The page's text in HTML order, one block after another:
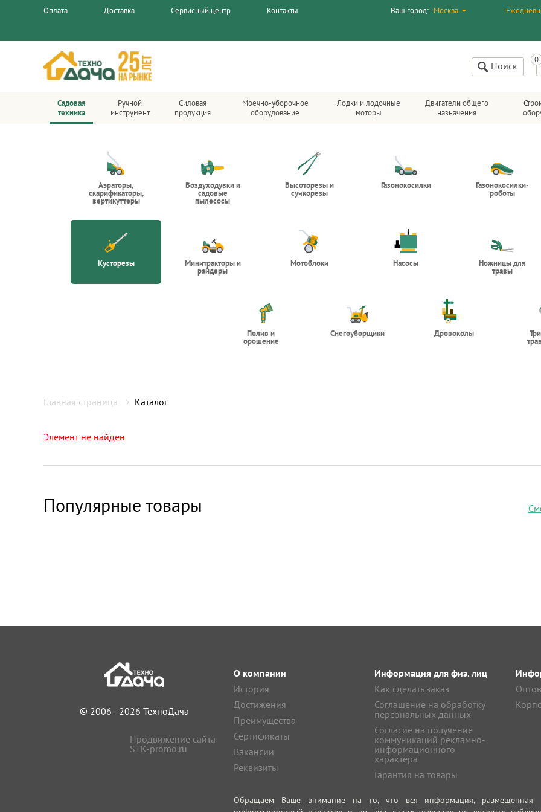
Оплата Доставка Сервисный центр Контакты Ваш город: Москва
Поиск
Садовая
техника
Ручной
инструмент
Силовая
продукция
Моечно-уборочное
оборудование
Лодки и лодочные
моторы
Двигатели общего
назначения
Аэраторы,
скарификаторы,
вертикуттеры
Воздуходувки и
садовые
пылесосы
Высоторезы и
сучкорезы
Газонокосилки Газонокосилки-
роботы
Кусторезы Минитракторы и
райдеры
Мотоблоки Насосы Ножницы для
травы
Полив и
орошение
Снегоуборщики Дровоколы
Главная страница Каталог
Элемент не найден
Популярные товары
© 2006 - 2026 ТехноДача
Продвижение сайта
STK-promo.ru
О компании
История
Достижения
Преимущества
Сертификаты
Вакансии
Реквизиты
Информация для физ. лиц
Как сделать заказ
Соглашение на обработку
персональных данных
Согласие на получение
коммуникаций рекламно-
информационного
характера
Гарантия на товары
Обращаем Ваше внимание на то, что вся информация, размещенная